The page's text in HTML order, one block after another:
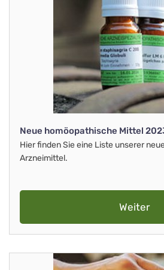
Neue homöopathische Mittel
Hier finden Sie eine Liste unserer
Arzneimittel.
Weiter